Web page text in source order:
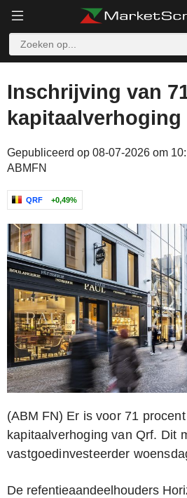
Inschrijving van
kapitaalverhoging
Gepubliceerd op 08-07-2026 om
ABMFN
QRF +0,49%
(ABM FN) Er is voor 71
kapitaalverhoging van Qrf. Dit
vastgoedinvesteerder
De refentieaandeelhouders